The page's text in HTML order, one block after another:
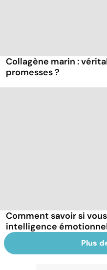
Collagène marin :
promesses ?
Comment savoir si
intelligence
Plus